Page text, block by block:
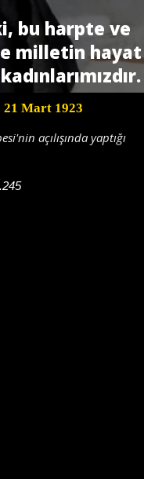
bu harpte ve
milletin hayat
21 Mart 1923
açılışında yaptığı